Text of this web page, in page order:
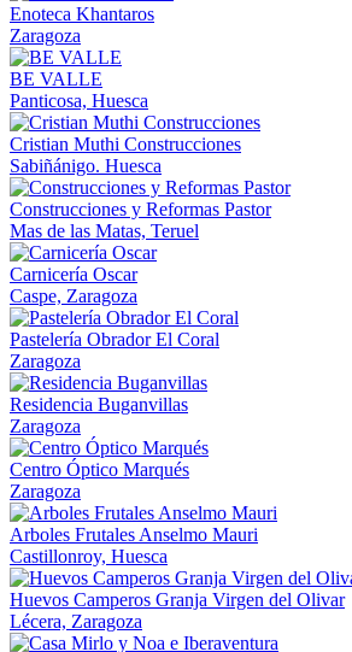
Enoteca Khantaros
Zaragoza
BE VALLE
Panticosa, Huesca
Cristian Muthi Construcciones
Sabiñánigo. Huesca
Construcciones y Reformas Pastor
Mas de las Matas, Teruel
Carnicería Oscar
Caspe, Zaragoza
Pastelería Obrador El Coral
Zaragoza
Residencia Buganvillas
Zaragoza
Centro Óptico Marqués
Zaragoza
Arboles Frutales Anselmo Mauri
Castillonroy, Huesca
Huevos Camperos Granja Virgen del Olivar
Lécera, Zaragoza